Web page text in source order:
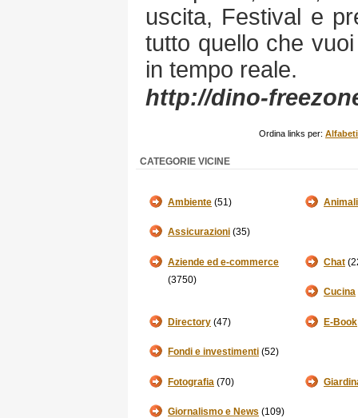
uscita, Festival e
tutto quello che
in tempo reale.
http://dino-
Ordina links per:
CATEGORIE VICINE
Ambiente (51) Animali
Assicurazioni (35)
Aziende ed e-commerce
(3750)
Chat
Cucina
Directory (47) E-Book
Fondi e investimenti (52)
Fotografia (70)
Giornalismo e News (109)